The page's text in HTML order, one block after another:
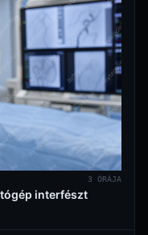
3 ÓRÁJA
interfészt